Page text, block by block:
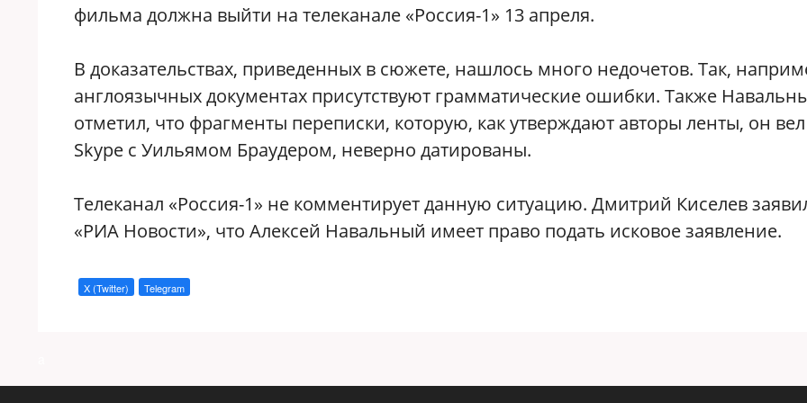
фильма должна выйти на телеканале «Россия-1» 13 апреля.
В доказательствах, приведенных в сюжете, нашлось много недочетов. Так,
англоязычных документах присутствуют грамматические ошибки. Также
отметил, что фрагменты переписки, которую, как утверждают авторы ленты, он
Skype с Уильямом Браудером, неверно датированы.
Телеканал «Россия-1» не комментирует данную ситуацию. Дмитрий Киселев
«РИА Новости», что Алексей Навальный имеет право подать исковое заявление.
X (Twitter) Telegram